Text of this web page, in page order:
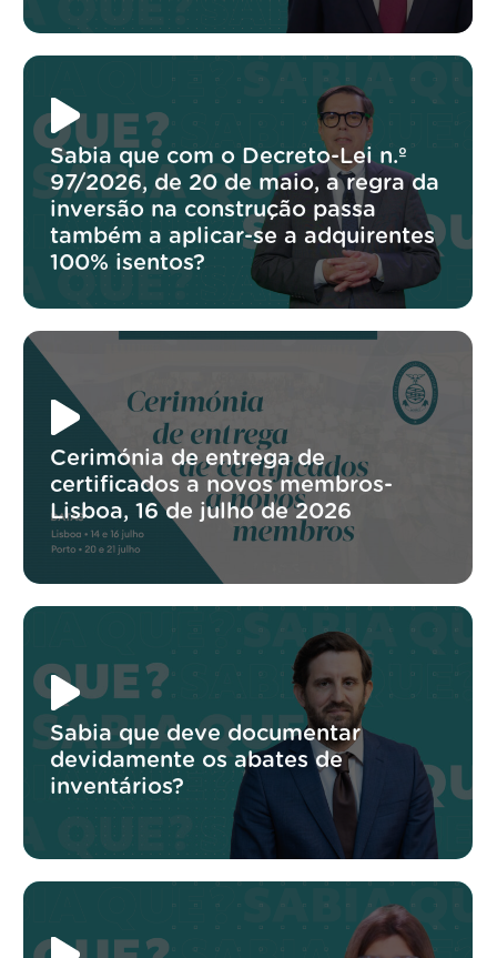
Sabia que com o Decreto-Lei n.º
97/2026, de 20 de maio, a regra da
inversão na construção passa
também a aplicar-se a adquirentes
100% isentos?
Cerimónia de entrega de
certificados a novos membros-
Lisboa, 16 de julho de 2026
Sabia que deve documentar
devidamente os abates de
inventários?